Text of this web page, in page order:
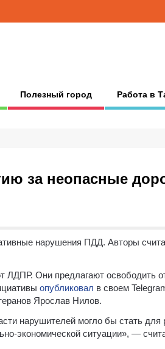
Полезный город Работа в
за неопасные
нарушения ПДД. Авторы
ЛДПР. Они предлагают освободить
опубликовал в своем
Ярослав Нилов.
нарушителей могло бы стать для
экономической ситуации», —